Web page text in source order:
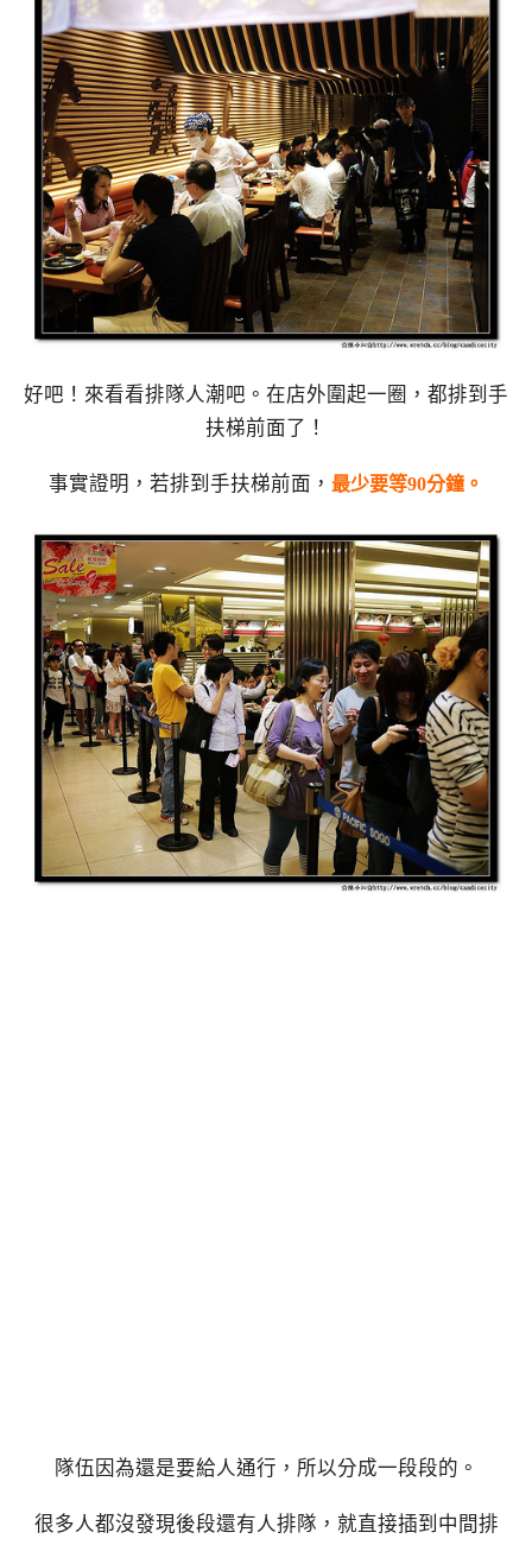
好吧！來看看排隊人潮吧。在店外圍起一圈，都排到手
扶梯前面了！
事實證明，若排到手扶梯前面， 最少要等90分鐘。
隊伍因為還是要給人通行，所以分成一段段的。
很多人都沒發現後段還有人排隊，就直接插到中間排